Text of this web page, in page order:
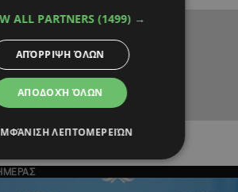
ALL PARTNERS (1499) →
ΑΠΟΔΟΧΉ ΌΛΩΝ
ΑΠΌΡΡΙΨΗ ΌΛΩΝ
ΛΕΠΤΟΜΕΡΕΙΏΝ